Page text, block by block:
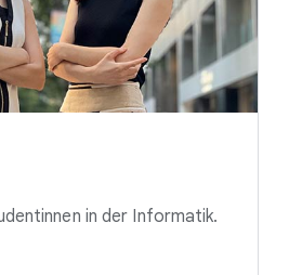
in der Informatik.